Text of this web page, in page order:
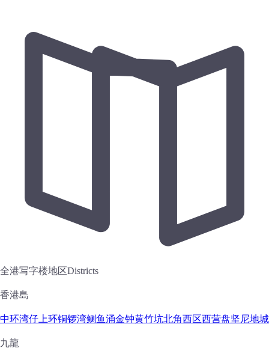
全港写字楼地区Districts
香港島
中环湾仔 上环铜锣湾鲗鱼涌金钟黄竹坑北角西区西营盘坚尼地城
九龍